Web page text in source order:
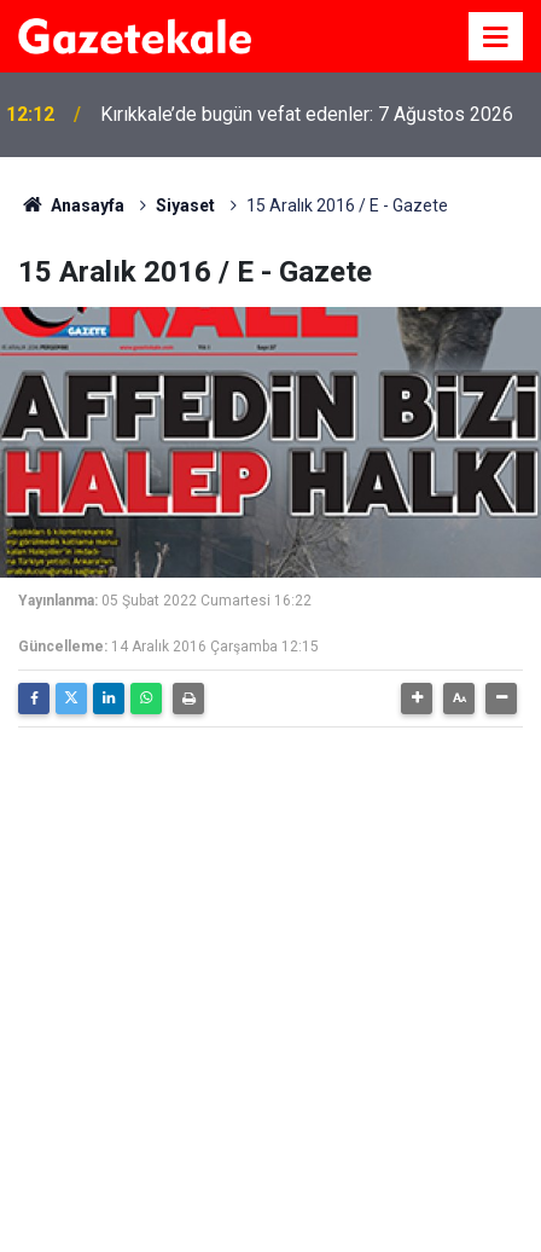
12:12 Kırıkkale’de bugün vefat edenler: 7 Ağustos 2026
Anasayfa Siyaset 15 Aralık 2016 / E - Gazete
15 Aralık 2016 / E - Gazete
Yayınlanma: 05 Şubat 2022 Cumartesi 16:22
Güncelleme: 14 Aralık 2016 Çarşamba 12:15